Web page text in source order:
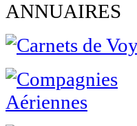
ANNUAIRES